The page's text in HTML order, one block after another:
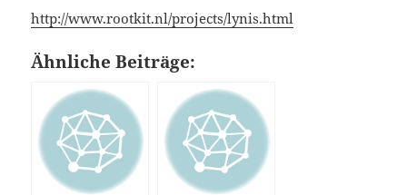
http://www.rootkit.nl/projects/lynis.html
Ähnliche Beiträge: